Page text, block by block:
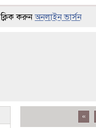
ক্লিক করুনঅনলাইন ভার্সন
«